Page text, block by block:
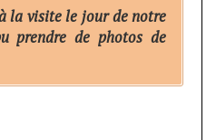
la visite le jour de notre
prendre de photos de